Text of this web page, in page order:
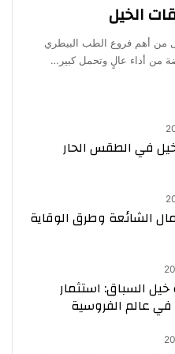
الخيل
من أهم فروع الطب البيطري
من أداء عالٍ وتحمل كبير…
في الطقس الحار
الشائعة وطرق الوقاية
خيل السباق: استثمار
في عالم الفروسية